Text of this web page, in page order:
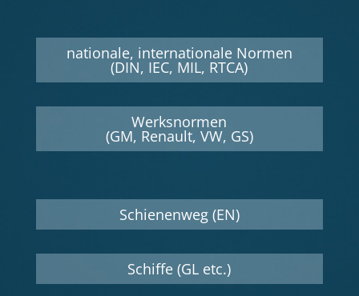
nationale, internationale Normen
(DIN, IEC, MIL, RTCA)
Werksnormen
(GM, Renault, VW, GS)
Schienenweg (EN)
Schiffe (GL etc.)